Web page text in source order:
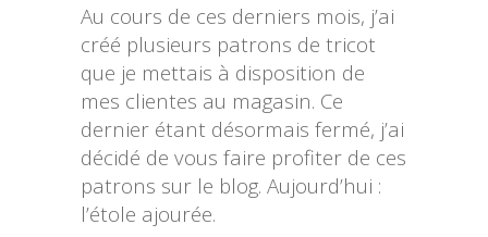
Au cours de ces derniers mois, j’ai
créé plusieurs patrons de tricot
que je mettais à disposition de
mes clientes au magasin. Ce
dernier étant désormais fermé, j’ai
décidé de vous faire profiter de ces
patrons sur le blog. Aujourd’hui :
l’étole ajourée.